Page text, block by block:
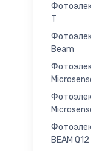
T
Beam
BEAM Q12